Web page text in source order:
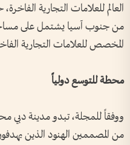
العالم للعلامات التجارية
من جنوب آسيا يشتمل على
المخصص للعلامات التجارية
محطة للتوسع دولياً
ووفقاً للمجلة، تبدو مدينة
من المصممين الهنود الذين